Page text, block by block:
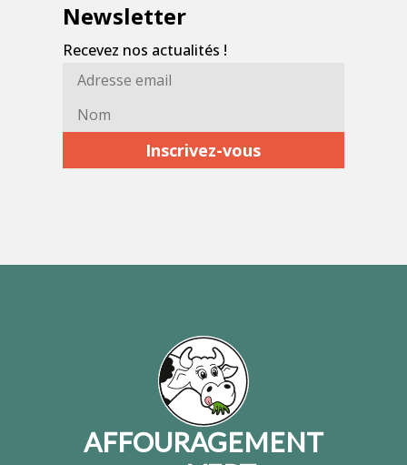
Newsletter
Recevez nos actualités !
Adresse
Nom*
AFFOURAGEMENT